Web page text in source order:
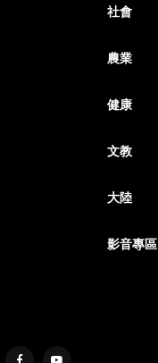
社會
農業
健康
文教
大陸
影音專區